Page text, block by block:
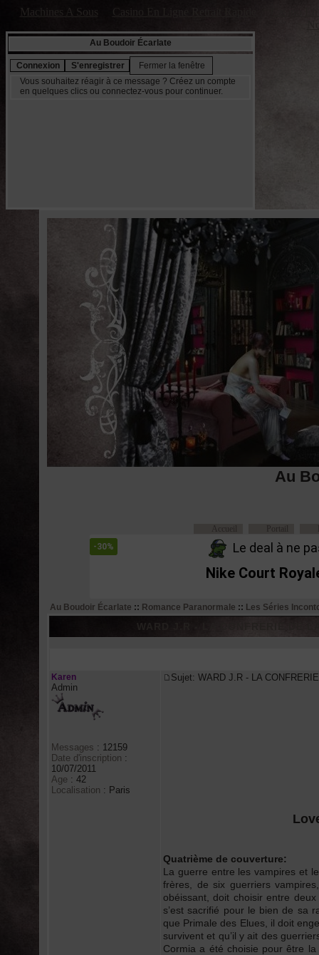
Machines A Sous
Au Boudoir Écarlate
Vous souhaitez réagir à ce message ? Créez un compte
en quelques clics ou connectez-vous pour continuer.
Au
Accueil Portail
-30%
Le deal à ne
Nike Court
Au Boudoir Écarlate :: Romance Paranormale :: Les Séries
Karen
Admin
Messages : 12159
Date d'inscription :
10/07/2011
Age : 42
Localisation : Paris
Sujet: WARD J.R - LA
Quatrième de couverture:
La guerre entre les vampires et
frères, de six guerriers
obéissant, doit choisir entre
s’est sacrifié pour le bien de sa
que Primale des Elues, il doit
survivent et qu’il y ait des
Cormia a été choisie pour être